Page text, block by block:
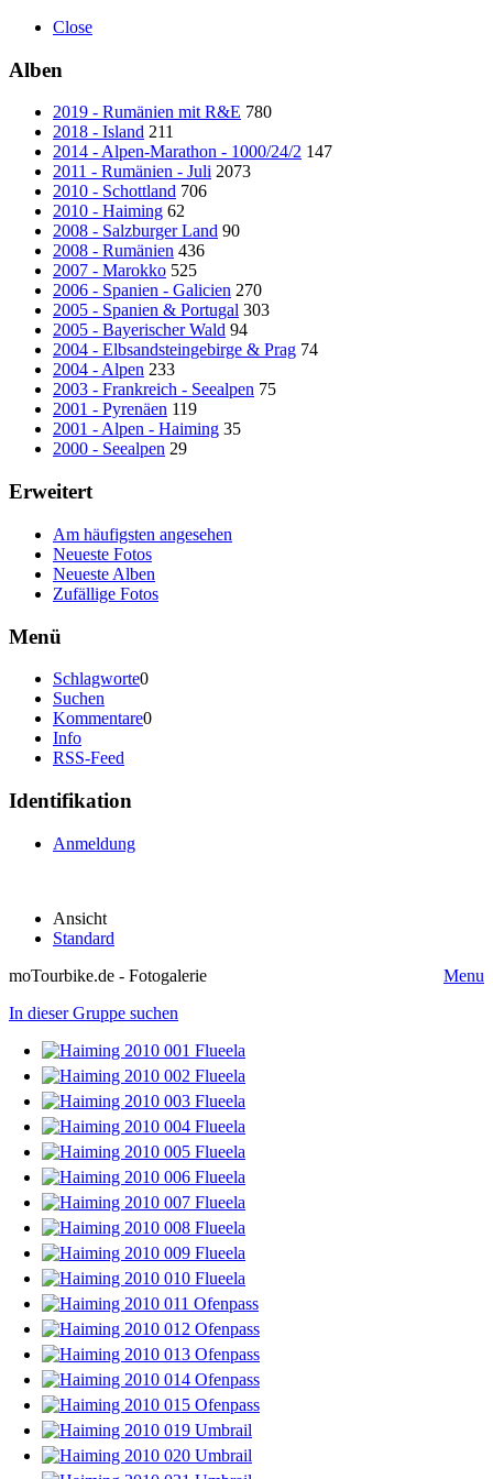
Close
Alben
2019 - Rumänien mit R&E 780
2018 - Island 211
2014 - Alpen-Marathon - 1000/24/2 147
2011 - Rumänien - Juli 2073
2010 - Schottland 706
2010 - Haiming 62
2008 - Salzburger Land 90
2008 - Rumänien 436
2007 - Marokko 525
2006 - Spanien - Galicien 270
2005 - Spanien & Portugal 303
2005 - Bayerischer Wald 94
2004 - Elbsandsteingebirge & Prag 74
2004 - Alpen 233
2003 - Frankreich - Seealpen 75
2001 - Pyrenäen 119
2001 - Alpen - Haiming 35
2000 - Seealpen 29
Erweitert
Am häufigsten angesehen
Neueste Fotos
Neueste Alben
Zufällige Fotos
Menü
Schlagworte0
Suchen
Kommentare0
Info
RSS-Feed
Identifikation
Anmeldung
Ansicht
Standard
moTourbike.de - Fotogalerie
Menu
In dieser Gruppe suchen